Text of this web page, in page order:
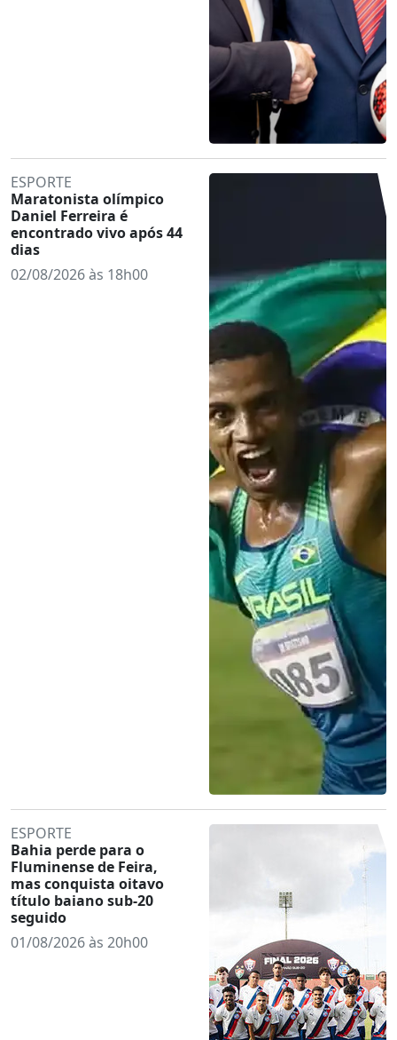
ESPORTE
Maratonista olímpico
Daniel Ferreira é
encontrado vivo após 44
dias
02/08/2026 às 18h00
ESPORTE
Bahia perde para o
Fluminense de Feira,
mas conquista oitavo
título baiano sub-20
seguido
01/08/2026 às 20h00